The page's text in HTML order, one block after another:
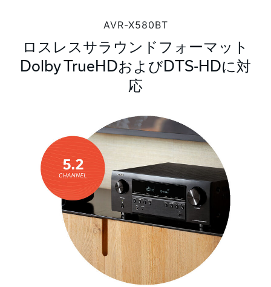
AVR-X580BT
ロスレスサラウンドフォーマット
Dolby TrueHDおよびDTS-HDに対
応